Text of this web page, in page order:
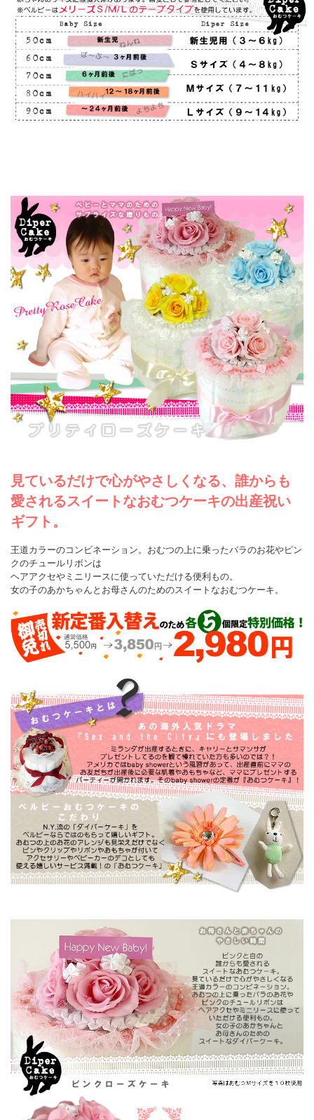
見ているだけで心がやさしくなる、誰からも
愛されるスイートなおむつケーキの出産祝い
ギフト。
王道カラーのコンビネーション。おむつの上に乗ったバラのお花やピン
クのチュールリボンは
ヘアアクセやミニリースに使っていただける便利もの。
女の子のあかちゃんとお母さんのためのスイートなおむつケーキ。